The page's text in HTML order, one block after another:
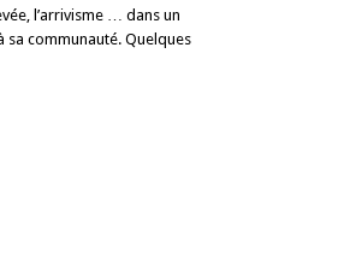
l’arrivisme … dans un
sa communauté. Quelques